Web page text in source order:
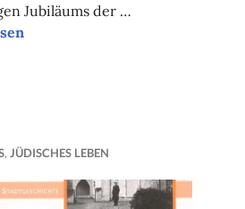
Jubiläums der …
, JÜDISCHES LEBEN